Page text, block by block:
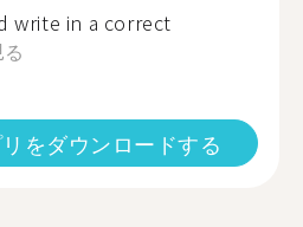
write in a correct
をダウンロードする